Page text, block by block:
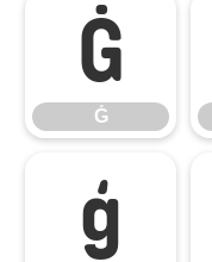
Ġ
Ġ
ģ